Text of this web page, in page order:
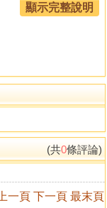
顯示完整說明
(共0條評論)
上一頁 下一頁 最末頁